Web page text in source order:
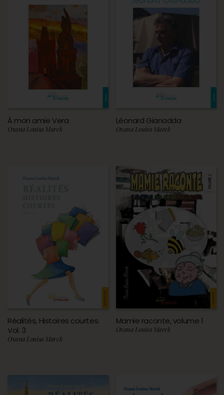
À mon amie Vera
Oxana Louisa Marek
Léonard Gianadda
Oxana Louisa Marek
Réalités, Histoires courtes.
Vol. 3
Oxana Louisa Marek
Mamie raconte, volume 1
Oxana Louisa Marek